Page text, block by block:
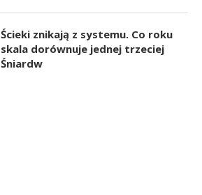
Ścieki znikają z systemu. Co roku
skala dorównuje jednej trzeciej
Śniardw